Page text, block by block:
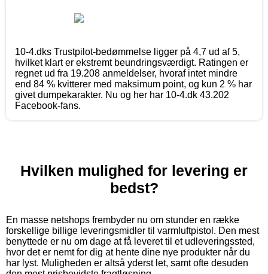
10-4.dks Trustpilot-bedømmelse ligger på 4,7 ud af 5,
hvilket klart er ekstremt beundringsværdigt. Ratingen er
regnet ud fra 19.208 anmeldelser, hvoraf intet mindre
end 84 % kvitterer med maksimum point, og kun 2 % har
givet dumpekarakter. Nu og her har 10-4.dk 43.202
Facebook-fans.
Hvilken mulighed for levering er
bedst?
En masse netshops frembyder nu om stunder en række
forskellige billige leveringsmidler til varmluftpistol. Den mest
benyttede er nu om dage at få leveret til et udleveringssted,
hvor det er nemt for dig at hente dine nye produkter når du
har lyst. Muligheden er altså yderst let, samt ofte desuden